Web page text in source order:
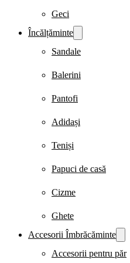
Geci
Încălțăminte
Sandale
Balerini
Pantofi
Adidași
Teniși
Papuci de casă
Cizme
Ghete
Accesorii Îmbrăcăminte
Accesorii pentru păr